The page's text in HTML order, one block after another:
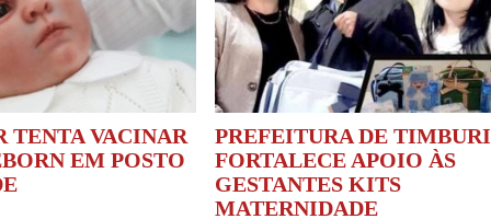
TENTA VACINAR
EM POSTO
PREFEITURA DE TIMBURI
FORTALECE APOIO ÀS
GESTANTES KITS
MATERNIDADE